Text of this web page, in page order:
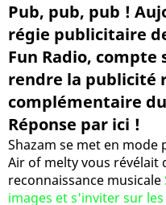
Pub, pub, pub !
régie publicitaire
Fun Radio, compte
rendre la publicité
complémentaire
Réponse par ici !
Shazam se met en mode
Air of melty vous révélait
reconnaissance musicale
images et s'inviter sur